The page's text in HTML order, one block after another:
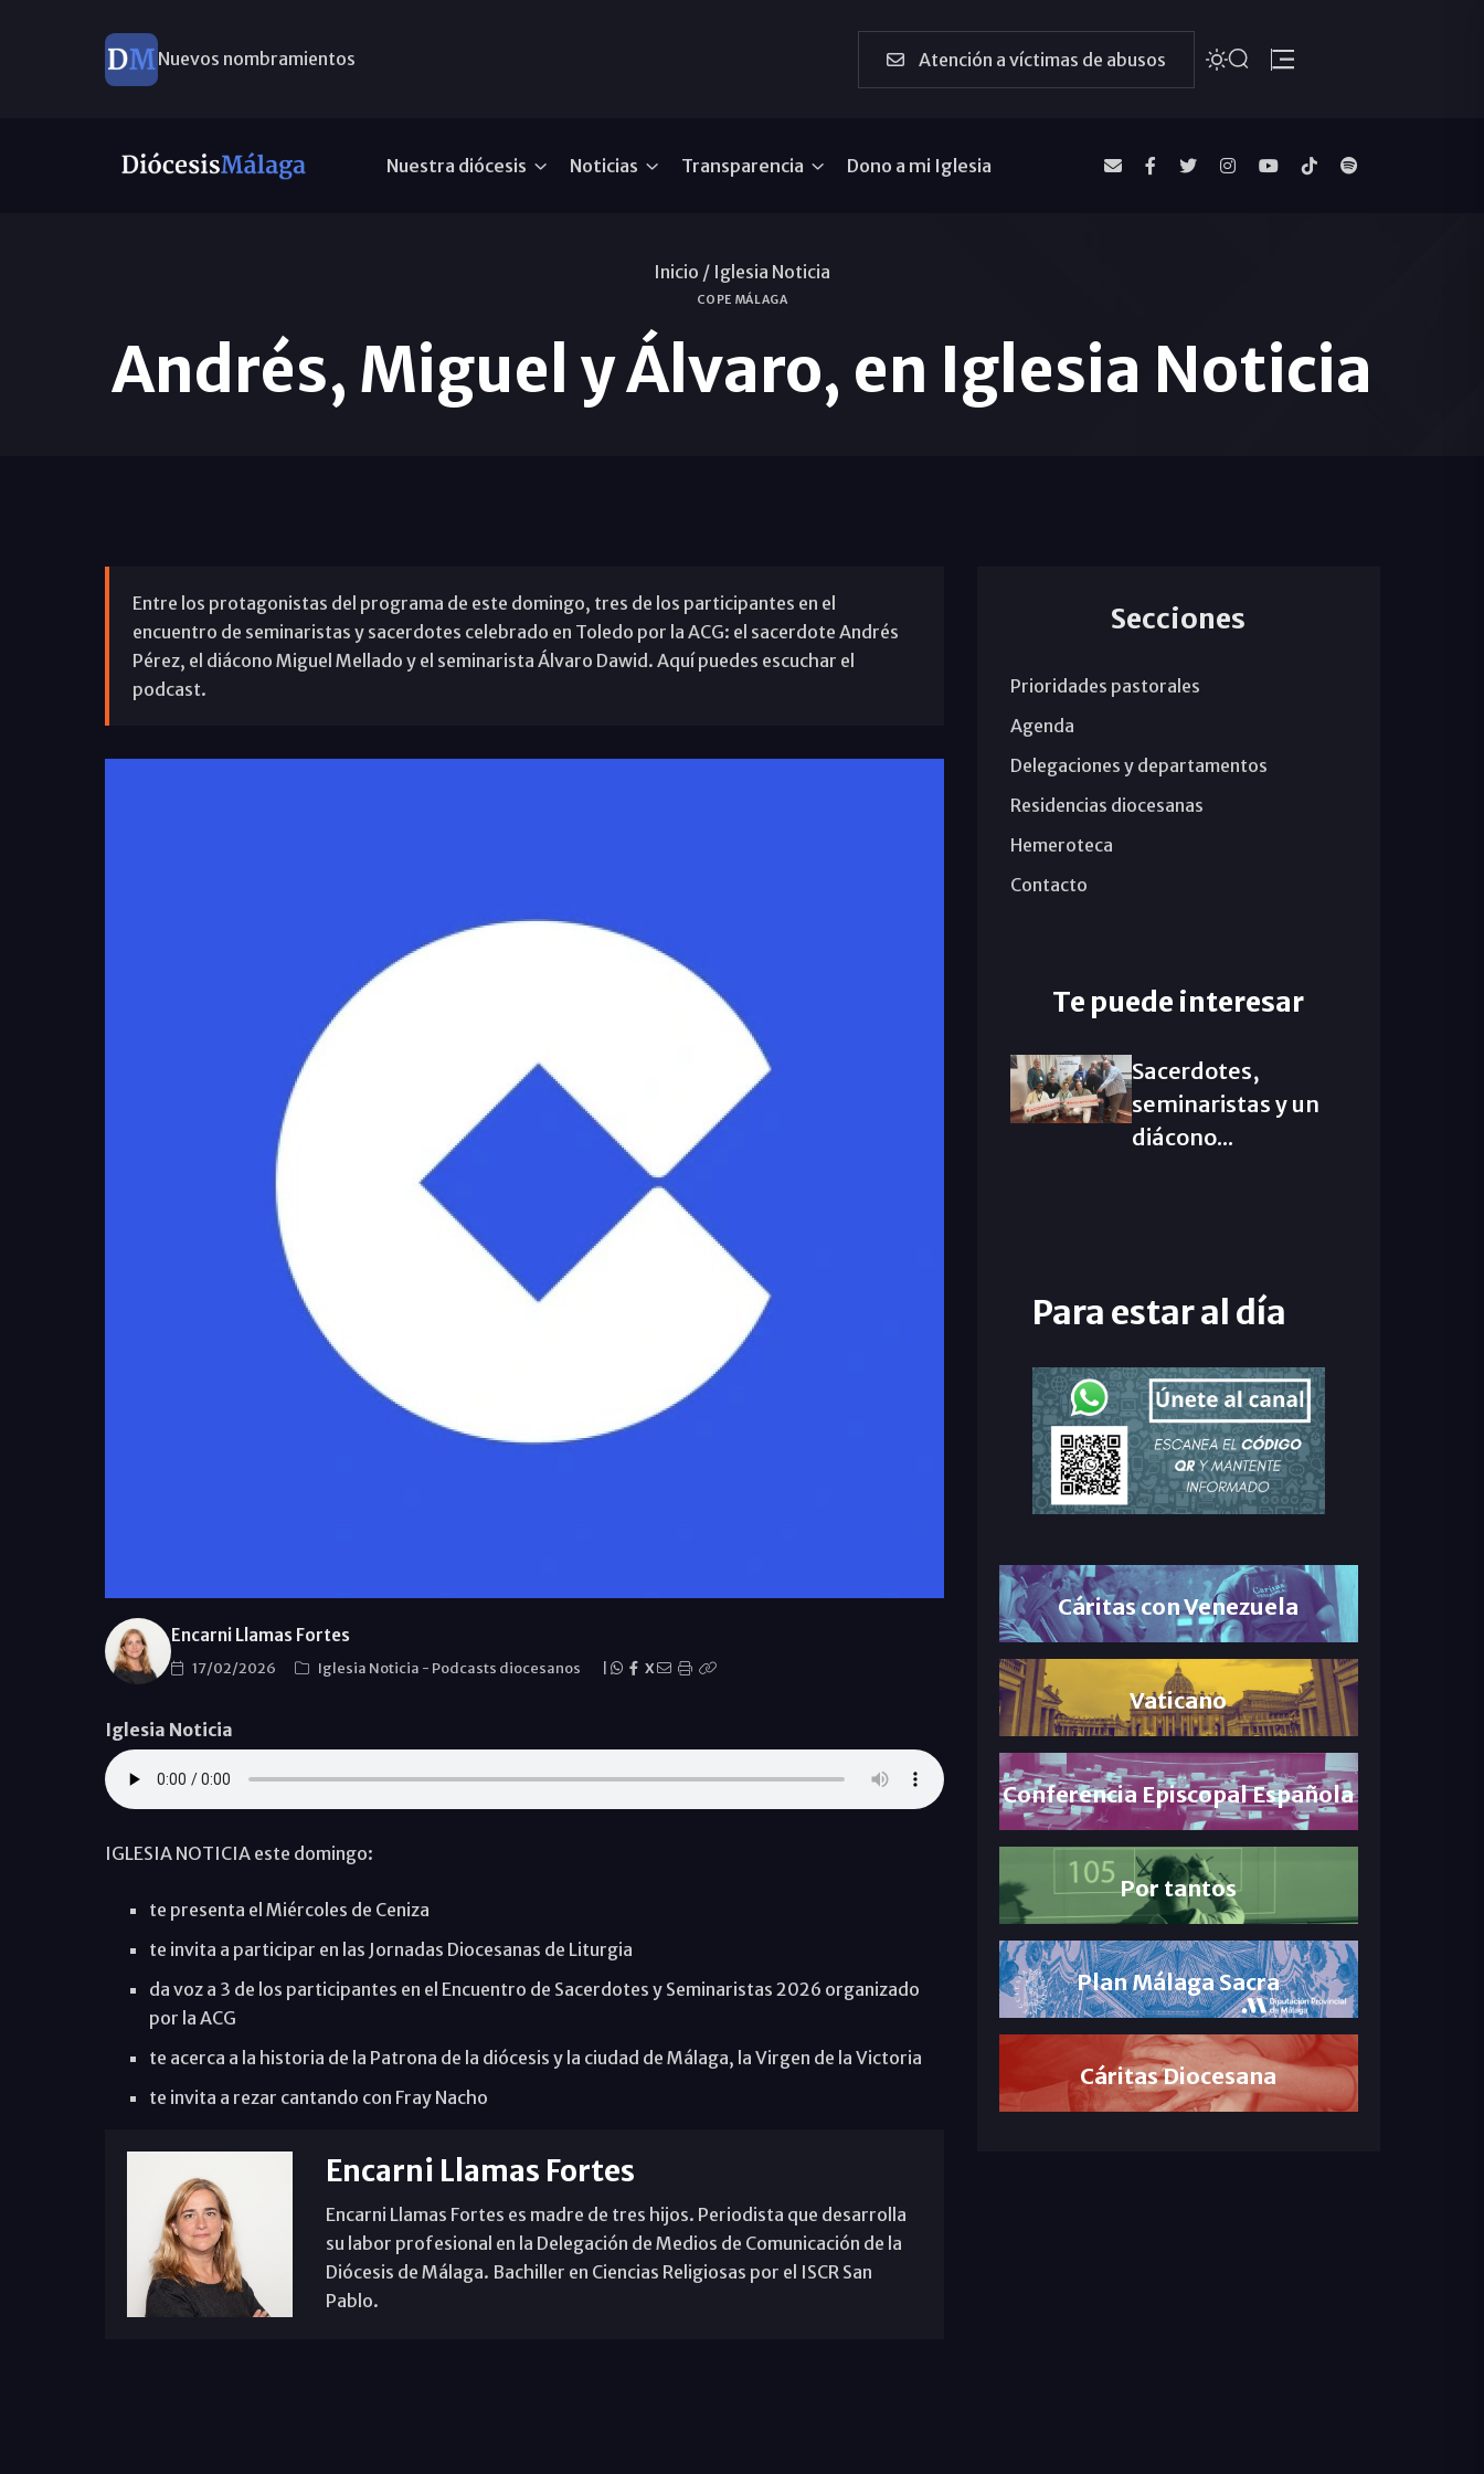
Nuevos nombramientos Atención a víctimas de abusos
Nuestra diócesis Noticias Transparencia Dono a mi Iglesia
Inicio / Iglesia Noticia
COPE MÁLAGA
Andrés, Miguel y Álvaro, en Iglesia Noticia
Entre los protagonistas del programa de este domingo, tres de los participantes en el
encuentro de seminaristas y sacerdotes celebrado en Toledo por la ACG: el sacerdote Andrés
Pérez, el diácono Miguel Mellado y el seminarista Álvaro Dawid. Aquí puedes escuchar el
podcast.
Encarni Llamas Fortes
17/02/2026 Iglesia Noticia - Podcasts diocesanos X
Iglesia Noticia
IGLESIA NOTICIA este domingo:
te presenta el Miércoles de Ceniza
te invita a participar en las Jornadas Diocesanas de Liturgia
da voz a 3 de los participantes en el Encuentro de Sacerdotes y Seminaristas 2026 organizado
por la ACG
te acerca a la historia de la Patrona de la diócesis y la ciudad de Málaga, la Virgen de la Victoria
te invita a rezar cantando con Fray Nacho
Encarni Llamas Fortes
Encarni Llamas Fortes es madre de tres hijos. Periodista que desarrolla
su labor profesional en la Delegación de Medios de Comunicación de la
Diócesis de Málaga. Bachiller en Ciencias Religiosas por el ISCR San
Pablo.
Secciones
Prioridades pastorales
Agenda
Delegaciones y departamentos
Residencias diocesanas
Hemeroteca
Contacto
Te puede interesar
Sacerdotes,
seminaristas y un
diácono...
Para estar al día
Cáritas con Venezuela
Vaticano
Conferencia Episcopal Española
Por tantos
Plan Málaga Sacra
Cáritas Diocesana